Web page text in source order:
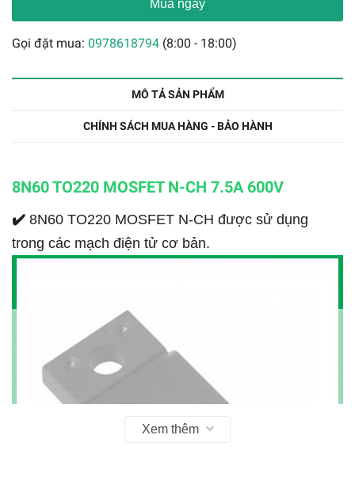
Mua ngay
Gọi đặt mua: 0978618794 (8:00 - 18:00)
MÔ TẢ SẢN PHẨM
CHÍNH SÁCH MUA HÀNG - BẢO HÀNH
8N60 TO220 MOSFET N-CH 7.5A 600V
✔️ 8N60 TO220 MOSFET N-CH được sử dụng
trong các mạch điện tử cơ bản.
Xem thêm